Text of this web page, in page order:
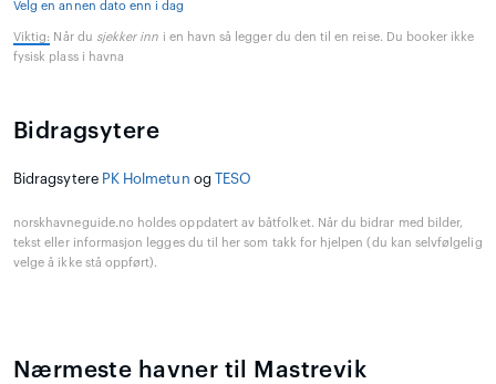
Velg en annen dato enn i dag
Viktig: Når du sjekker inn i en havn så legger du den til en reise. Du booker ikke
fysisk plass i havna
Bidragsytere
Bidragsytere PK Holmetun og TESO
norskhavneguide.no holdes oppdatert av båtfolket. Når du bidrar med bilder,
tekst eller informasjon legges du til her som takk for hjelpen (du kan selvfølgelig
velge å ikke stå oppført).
Nærmeste havner til Mastrevik